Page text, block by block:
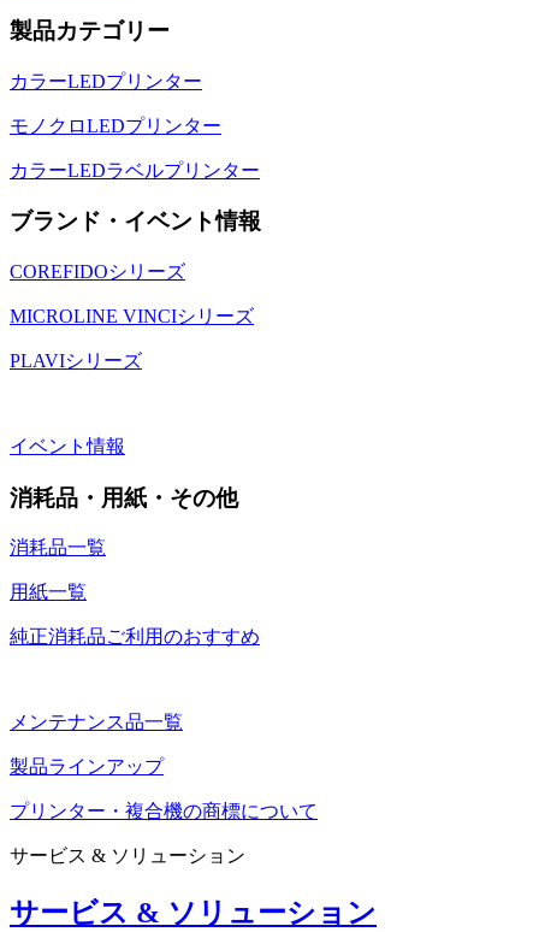
製品カテゴリー
カラーLEDプリンター
モノクロLEDプリンター
カラーLEDラベルプリンター
ブランド・イベント情報
COREFIDOシリーズ
MICROLINE VINCIシリーズ
PLAVIシリーズ
イベント情報
消耗品・用紙・その他
消耗品一覧
用紙一覧
純正消耗品ご利用のおすすめ
メンテナンス品一覧
製品ラインアップ
プリンター・複合機の商標について
サービス & ソリューション
サービス & ソリューション